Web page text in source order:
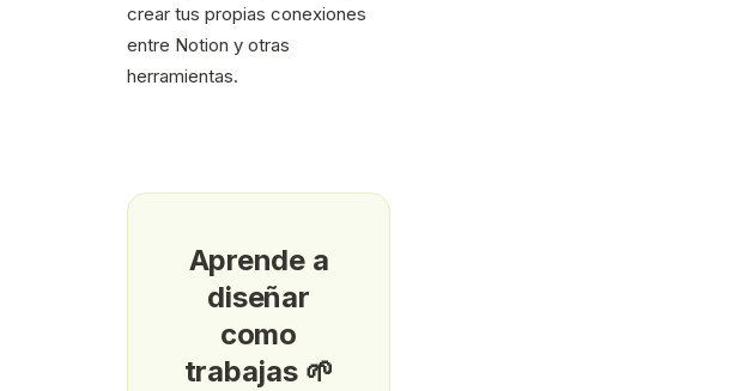
crear tus propias conexiones
entre Notion y otras
herramientas.
Aprende a
diseñar
como
trabajas 🌱